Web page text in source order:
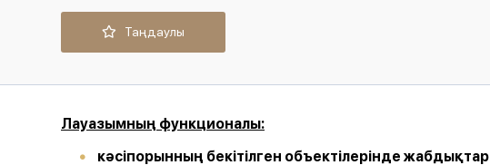
Таңдаулы
Лауазымның функционалы:
кәсіпорынның бекітілген объектілерінде жабдықтар